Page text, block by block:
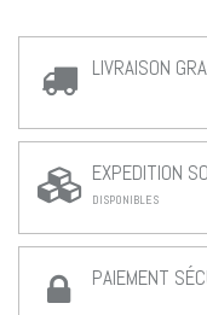
LIVRAISON
EXPEDITION
DISPONIBLES
PAIEMENT